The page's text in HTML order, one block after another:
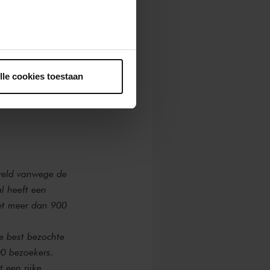
cookies toestaan
vanwege de
heeft een
meer dan 900
best bezochte
bezoekers.
een rijke